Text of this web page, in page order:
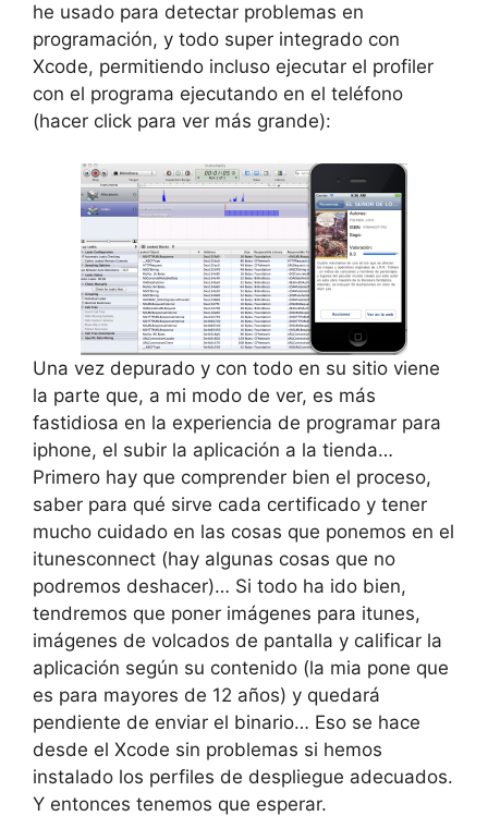
he usado para detectar problemas en
programación, y todo super integrado con
Xcode, permitiendo incluso ejecutar el profiler
con el programa ejecutando en el teléfono
(hacer click para ver más grande):
Una vez depurado y con todo en su sitio viene
la parte que, a mi modo de ver, es más
fastidiosa en la experiencia de programar para
iphone, el subir la aplicación a la tienda…
Primero hay que comprender bien el proceso,
saber para qué sirve cada certificado y tener
mucho cuidado en las cosas que ponemos en el
itunesconnect (hay algunas cosas que no
podremos deshacer)… Si todo ha ido bien,
tendremos que poner imágenes para itunes,
imágenes de volcados de pantalla y calificar la
aplicación según su contenido (la mia pone que
es para mayores de 12 años) y quedará
pendiente de enviar el binario… Eso se hace
desde el Xcode sin problemas si hemos
instalado los perfiles de despliegue adecuados.
Y entonces tenemos que esperar.